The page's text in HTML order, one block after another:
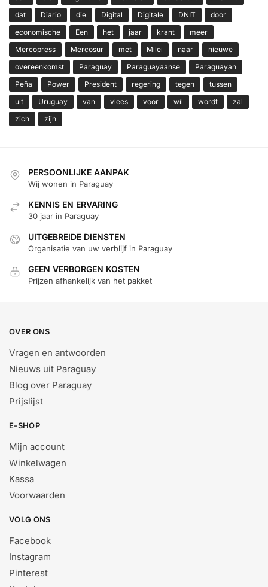
dat
Diario die Digital Digitale DNIT
door
economische
Een het jaar krant
meer
Mercopress
Mercosur met Milei naar
nieuwe
overeenkomst
Paraguay Paraguayaanse
Paraguayan
Peña
Power President regering tegen
tussen
uit
Uruguay van vlees voor wil wordt
zal
zich
zijn
PERSOONLIJKE AANPAK
Wij wonen in Paraguay
KENNIS EN ERVARING
30 jaar in Paraguay
UITGEBREIDE DIENSTEN
Organisatie van uw verblijf in Paraguay
GEEN VERBORGEN KOSTEN
Prijzen afhankelijk van het pakket
OVER ONS
Vragen en antwoorden
Nieuws uit Paraguay
Blog over Paraguay
Prijslijst
E-SHOP
Mijn account
Winkelwagen
Kassa
Voorwaarden
VOLG ONS
Facebook
Instagram
Pinterest